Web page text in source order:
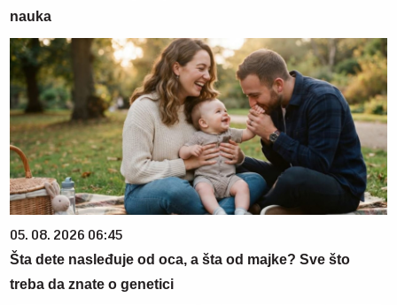
nauka
05. 08. 2026 06:45
Šta dete nasleđuje od oca, a šta od majke? Sve što
treba da znate o genetici